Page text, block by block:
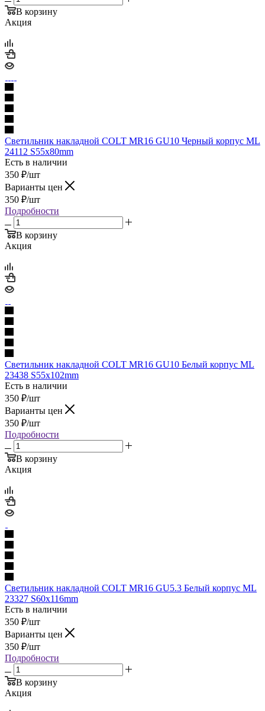
В корзину
Акция
Светильник накладной COLT MR16 GU10 Черный корпус ML
24112 S55x80mm
Есть в наличии
350 ₽/шт
Варианты цен
350 ₽/шт
Подробности
В корзину
Акция
Светильник накладной COLT MR16 GU10 Белый корпус ML
23438 S55x102mm
Есть в наличии
350 ₽/шт
Варианты цен
350 ₽/шт
Подробности
В корзину
Акция
Светильник накладной COLT MR16 GU5.3 Белый корпус ML
23327 S60x116mm
Есть в наличии
350 ₽/шт
Варианты цен
350 ₽/шт
Подробности
В корзину
Акция